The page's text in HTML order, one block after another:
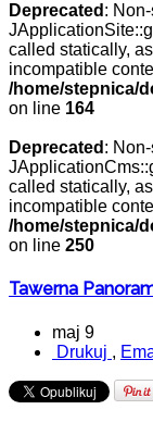
Deprecated :
called statically,
incompatible
/home/stepnica/
on line 164
Deprecated :
called statically,
incompatible
/home/stepnica/
on line 250
Tawerna
maj 9
Drukuj ,